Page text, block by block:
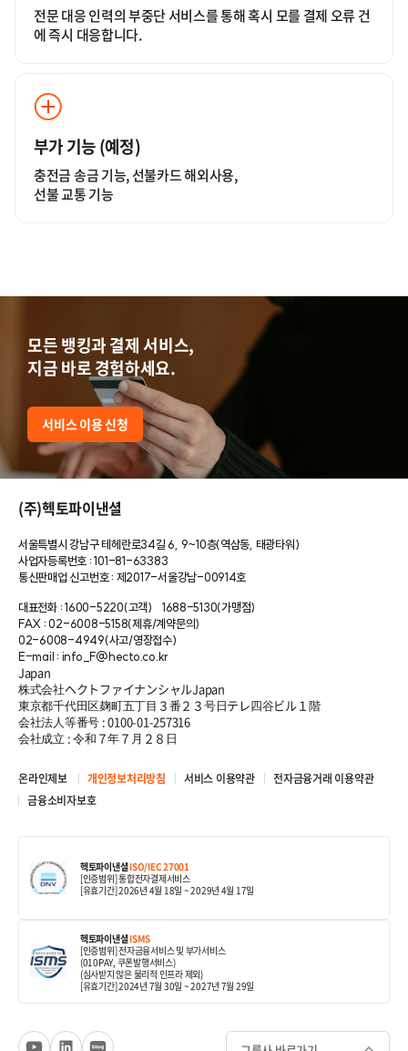
전문 대응 인력의 부중단 서비스를 통해혹시 모를 결제 오류 건
에 즉시 대응합니다.
부가 기능 (예정)
충전금 송금 기능, 선불카드 해외사용,
선불 교통 기능
모든 뱅킹과 결제 서비스,
지금 바로 경험하세요.
서비스 이용 신청
(주)헥토파이낸셜
서울특별시 강남구 테헤란로34길 6, 9~10층(역삼동, 태광타워)
사업자등록번호 : 101-81-63383
통신판매업 신고번호 : 제2017-서울강남-00914호
대표전화 : 1600-5220(고객)
1688-5130(가맹점)
FAX : 02-6008-5158(제휴/계약문의)
02-6008-4949(사고/영장접수)
E-mail : info_F@hecto.co.kr
Japan
株式会社ヘクトファイナンシャルJapan
東京都千代田区麹町五丁目３番２３号日テレ四谷ビル１階
会社法人等番号 : 0100-01-257316
会社成立 : 令和７年７月２８日
온라인제보 개인정보처리방침 서비스 이용약관
전자금융거래 이용약관
금융소비자보호
헥토파이낸셜ISO/IEC 27001
[인증범위] 통합전자결제서비스
[유효기간] 2026년 4월 18일 ~ 2029년 4월 17일
헥토파이낸셜ISMS
[인증범위] 전자금융서비스 및 부가서비스
(010PAY, 쿠폰발행서비스)
(심사받지 않은 물리적 인프라 제외)
[유효기간] 2024년 7월 30일 ~ 2027년 7월 29일